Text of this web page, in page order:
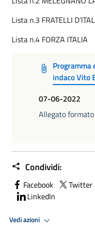
Lista n.3 FRATELLI
Lista n.4 FORZA ITALIA
Programma
indaco Vito
07-06-2022
Allegato
Condividi:
Facebook Twitter
LinkedIn
Vedi azioni